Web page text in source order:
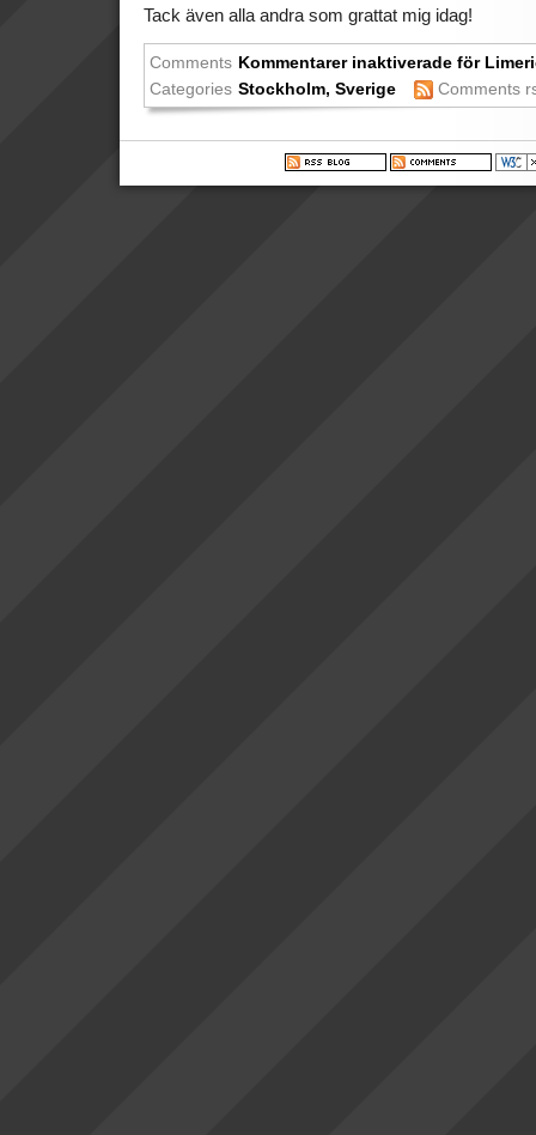
Tack även alla andra som grattat mig idag!
Comments Kommentarer inaktiverade för
Categories Stockholm,Sverige Comments